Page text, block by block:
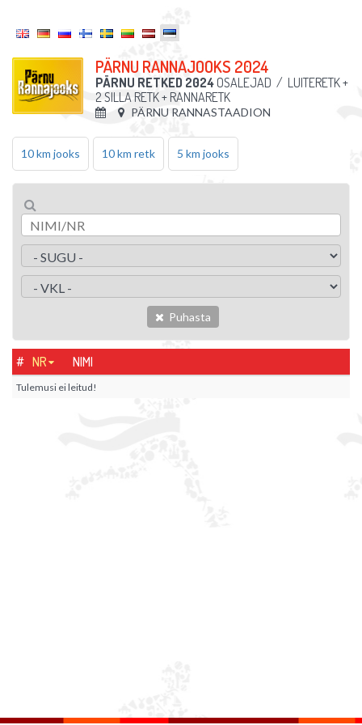
PÄRNU RANNAJOOKS 2024
PÄRNU RETKED 2024 OSALEJAD / LUITERETK +
2 SILLA RETK + RANNARETK
PÄRNU RANNASTAADION
10 km jooks 10 km retk 5 km jooks
Puhasta
# NR NIMI
Tulemusi ei leitud!